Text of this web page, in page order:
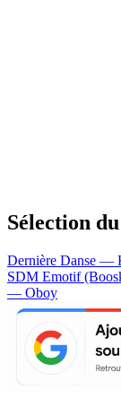
Sélection
Dernière Danse —
SDM Emotif
— Oboy